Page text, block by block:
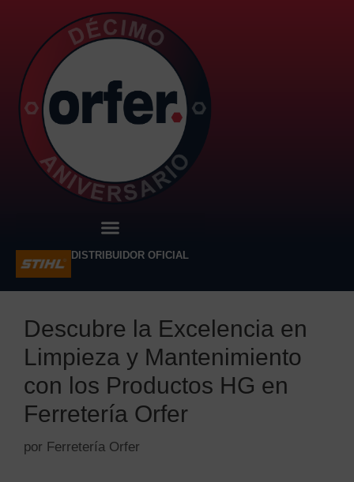
DISTRIBUIDOR OFICIAL
Descubre la Excelencia en
Limpieza y Mantenimiento
con los Productos HG en
Ferretería Orfer
por Ferretería Orfer